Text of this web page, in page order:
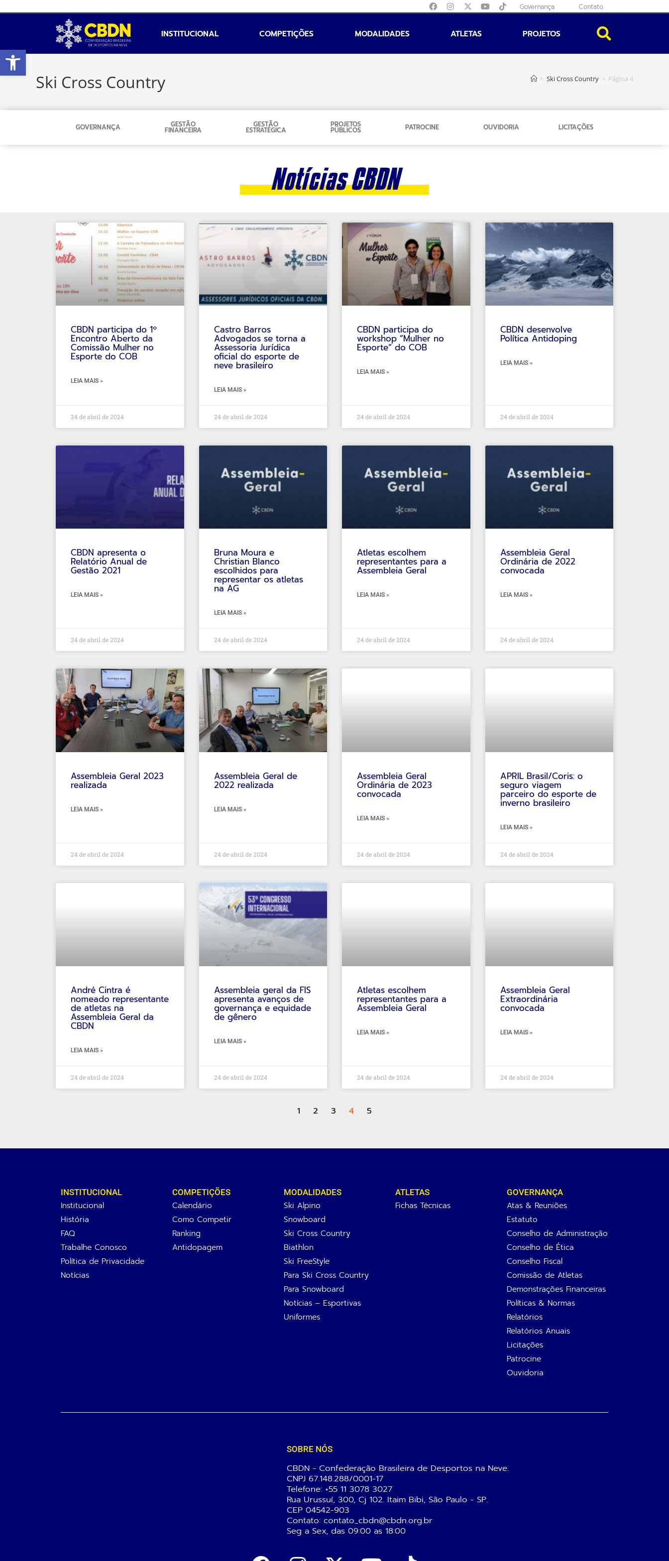
Abrir a barra de ferramentas
Governança Contato
INSTITUCIONAL COMPETIÇÕES MODALIDADES ATLETAS PROJETOS
Ski Cross Country > Ski Cross Country > Página 4
GOVERNANÇA GESTÃO
FINANCEIRA
GESTÃO
ESTRATÉGICA
PROJETOS
PÚBLICOS PATROCINE OUVIDORIA LICITAÇÕES
Notícias CBDN
CBDN participa do 1º
Encontro Aberto da
Comissão Mulher no
Esporte do COB
LEIA MAIS »
24 de abril de 2024
Castro Barros
Advogados se torna a
Assessoria Jurídica
oficial do esporte de
neve brasileiro
LEIA MAIS »
24 de abril de 2024
CBDN participa do
workshop “Mulher no
Esporte” do COB
LEIA MAIS »
24 de abril de 2024
CBDN desenvolve
Política Antidoping
LEIA MAIS »
24 de abril de 2024
CBDN apresenta o
Relatório Anual de
Gestão 2021
LEIA MAIS »
24 de abril de 2024
Bruna Moura e
Christian Blanco
escolhidos para
representar os atletas
na AG
LEIA MAIS »
24 de abril de 2024
Atletas escolhem
representantes para a
Assembleia Geral
LEIA MAIS »
24 de abril de 2024
Assembleia Geral
Ordinária de 2022
convocada
LEIA MAIS »
24 de abril de 2024
Assembleia Geral 2023
realizada
LEIA MAIS »
24 de abril de 2024
Assembleia Geral de
2022 realizada
LEIA MAIS »
24 de abril de 2024
Assembleia Geral
Ordinária de 2023
convocada
LEIA MAIS »
24 de abril de 2024
APRIL Brasil/Coris: o
seguro viagem
parceiro do esporte de
inverno brasileiro
LEIA MAIS »
24 de abril de 2024
André‌ ‌Cintra‌ ‌é‌
‌nomeado‌ ‌representante‌
‌de‌ ‌atletas‌ ‌na‌
‌Assembleia‌ ‌Geral‌ ‌da‌
‌CBDN‌
LEIA MAIS »
24 de abril de 2024
Assembleia geral da FIS
apresenta avanços de
governança e equidade
de gênero
LEIA MAIS »
24 de abril de 2024
Atletas escolhem
representantes para a
Assembleia Geral
LEIA MAIS »
24 de abril de 2024
Assembleia Geral
Extraordinária
convocada
LEIA MAIS »
24 de abril de 2024
1 2 3 4 5
INSTITUCIONAL
Institucional
História
FAQ
Trabalhe Conosco
Política de Privacidade
Notícias
COMPETIÇÕES
Calendário
Como Competir
Ranking
Antidopagem
MODALIDADES
Ski Alpino
Snowboard
Ski Cross Country
Biathlon
Ski FreeStyle
Para Ski Cross Country
Para Snowboard
Notícias – Esportivas
Uniformes
ATLETAS
Fichas Técnicas
GOVERNANÇA
Atas & Reuniões
Estatuto
Conselho de Administração
Conselho de Ética
Conselho Fiscal
Comissão de Atletas
Demonstrações Financeiras
Políticas & Normas
Relatórios
Relatórios Anuais
Licitações
Patrocine
Ouvidoria
SOBRE NÓS
CBDN - Confederação Brasileira de Desportos na Neve.
CNPJ 67.148.288/0001-17
Telefone: +55 11 3078 3027
Rua Urussuí, 300, Cj 102. Itaim Bibi, São Paulo - SP.
CEP 04542-903
Contato: contato_cbdn@cbdn.org.br
Seg a Sex, das 09:00 as 18:00